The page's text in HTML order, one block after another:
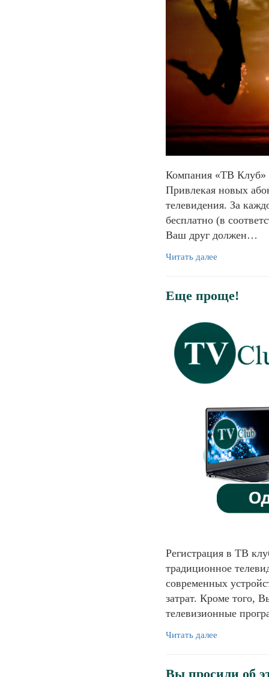
Компания «ТВ Клуб»
Привлекая новых
телевидения. За
бесплатно (в
Ваш друг должен…
Читать далее
Еще проще!
Регистрация в ТВ
традиционное
современных
затрат. Кроме того,
телевизионные
Читать далее
Вы просили об